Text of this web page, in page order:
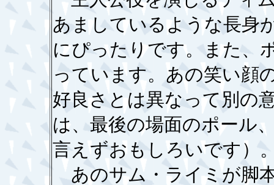
あましているような長身
にぴったりです。また、
っています。あの笑い顔
好良さとは異なって別の
は、最後の場面のポール
言えずおもしろいです）
あのサム・ライミが脚